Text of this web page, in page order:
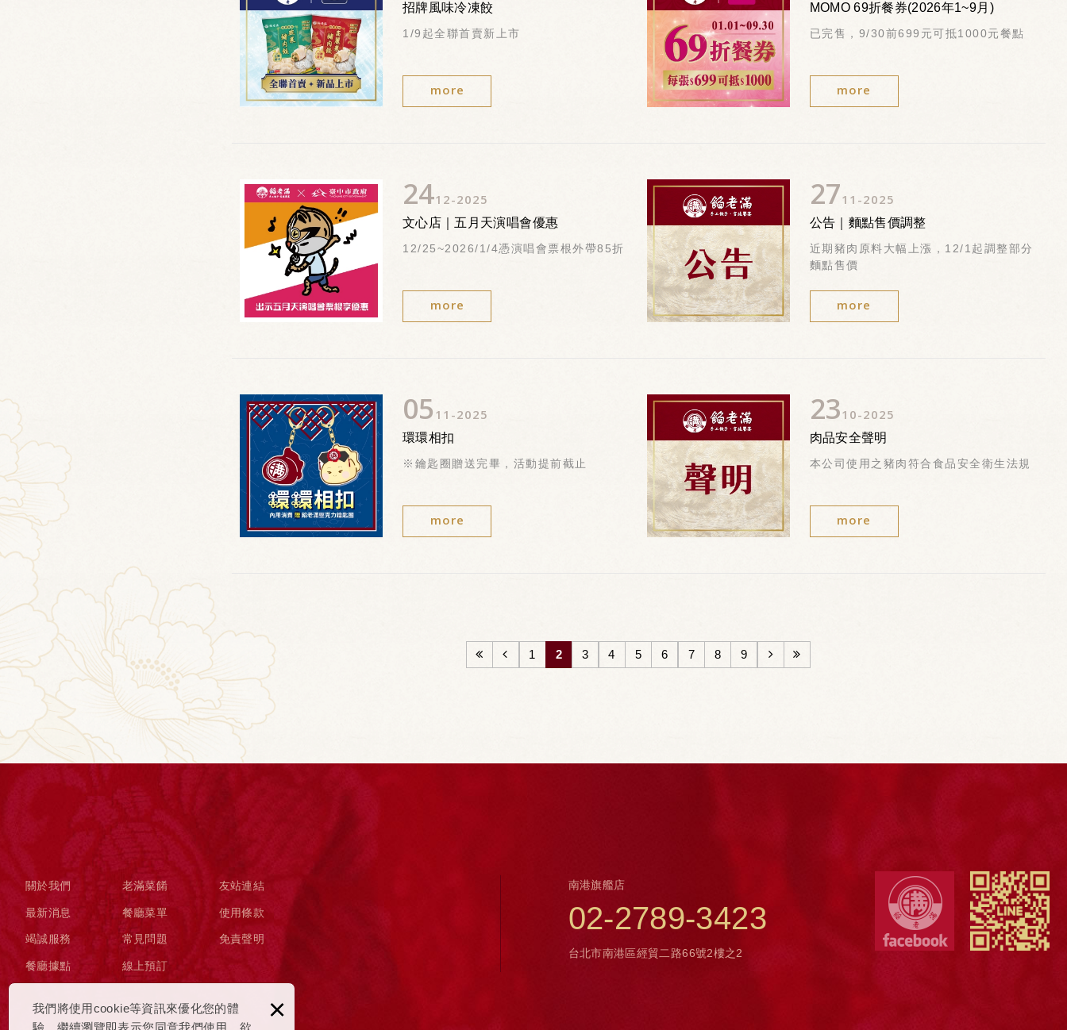
我們將使用cookie等資訊來優化您的體
驗，繼續瀏覽即表示您同意我們使用。欲
×
招牌風味冷凍餃
1/9起全聯首賣新上市
more
MOMO 69折餐券(2026年1~9月)
已完售，9/30前699元可抵1000元餐點
more
2412 2025
文心店｜五月天演唱會優惠
12/25~2026/1/4憑演唱會票根外帶85折
more
2711 2025
公告｜麵點售價調整
近期豬肉原料大幅上漲，12/1起調整部分
麵點售價
more
05 11 2025
環環相扣
※鑰匙圈贈送完畢，活動提前截止
more
2310 2025
肉品安全聲明
本公司使用之豬肉符合食品安全衛生法規
more
1 2 3 4 5 6 7 8 9
南港旗艦店
02-2789-3423
台北市南港區經貿二路66號2樓之2
關於我們
最新消息
竭誠服務
餐廳據點
老滿菜餚
餐廳菜單
常見問題
線上預訂
友站連結
使用條款
免責聲明